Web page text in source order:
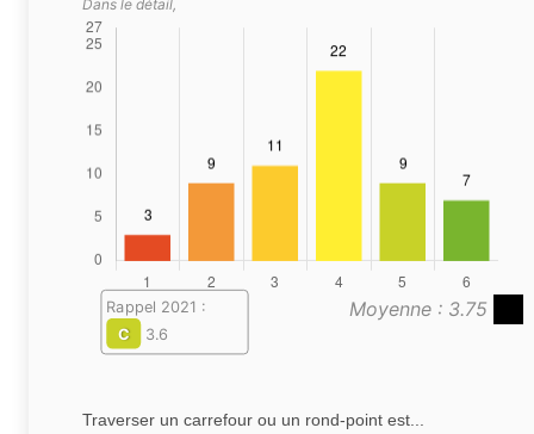
Dans le détail,
Moyenne : 3.75
Rappel 2021 :
C
3.6
Traverser un carrefour ou un rond-point est...